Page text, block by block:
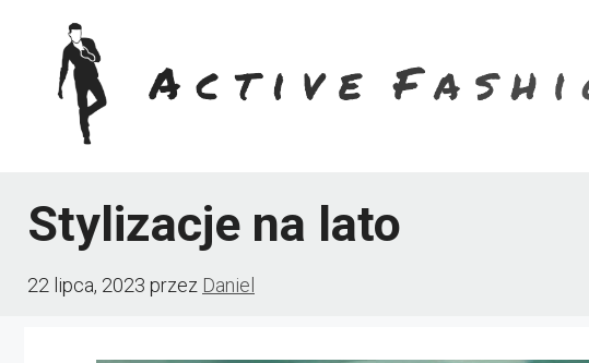
Stylizacje na lato
22 lipca, 2023 przez Daniel